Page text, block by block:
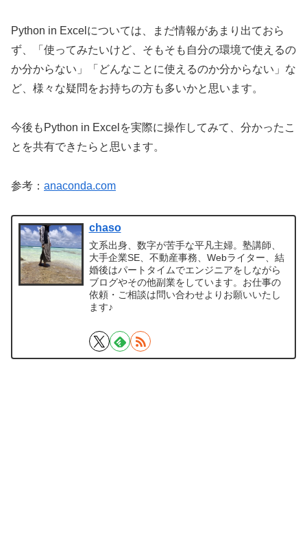
Python in Excelについては、まだ情報があまり出ておら
ず、「使ってみたいけど、そもそも自分の環境で使えるの
か分からない」「どんなことに使えるのか分からない」な
ど、様々な疑問をお持ちの方も多いかと思います。
今後もPython in Excelを実際に操作してみて、分かったこ
とを共有できたらと思います。
参考： anaconda.com
chaso
文系出身、数字が苦手な平凡主婦。塾講師、
大手企業SE、不動産事務、Webライター、結
婚後はパートタイムでエンジニアをしながら
ブログやその他副業をしています。お仕事の
依頼・ご相談は問い合わせよりお願いいたし
ます♪